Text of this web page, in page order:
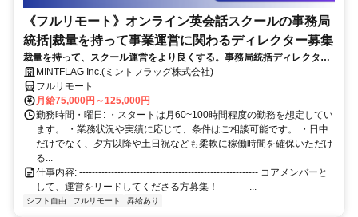
《フルリモート》オンライン英会話スクールの事務局
統括|裁量を持って事業運営に関わるディレクター募集
裁量を持って、スクール運営をより良くする。事務局統括ディレクター
を募集します！
MINTFLAG Inc.(ミントフラッグ株式会社)
フルリモート
月給75,000円～125,000円
勤務時間・曜日: ・スタートは月60~100時間程度の勤務を想定してい
ます。 ・業務状況や実績に応じて、条件はご相談可能です。 ・日中
だけでなく、夕方以降や土日祝なども柔軟に稼働時間を確保いただけ
る...
仕事内容: -------------------------------------------------------- コアメンバーと
して、運営をリードしてくださる方募集！ ---------...
シフト自由 フルリモート 昇給あり